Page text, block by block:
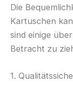
Die
Kartuschen
sind einige
Betracht zu
1.